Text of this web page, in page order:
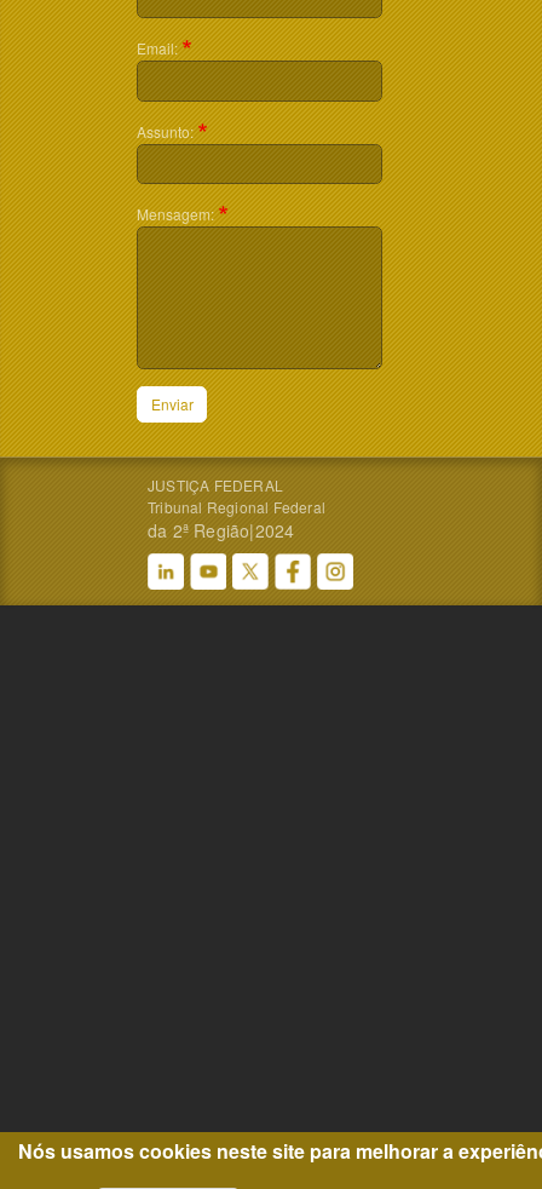
Email:
Assunto:
Mensagem:
Enviar
JUSTIÇA FEDERAL
Tribunal Regional Federal
da 2ª Região|2024
Nós usamos cookies neste site para melhorar a